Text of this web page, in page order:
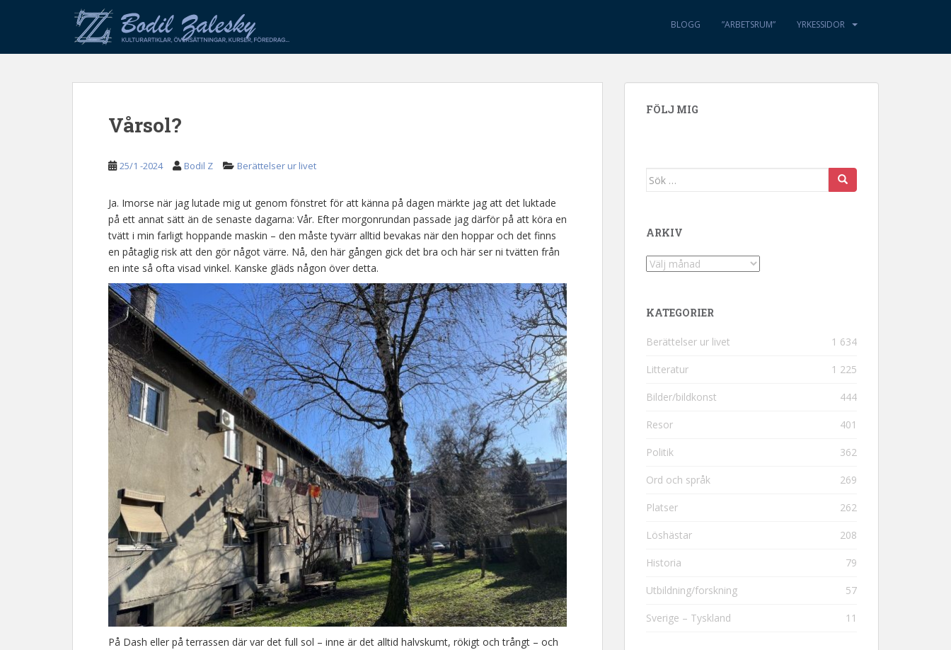
p
BLOGG ”ARBETSRUM” YRKESSIDOR
Vårsol?
25/1 -2024 Bodil Z Berättelser ur livet
Ja. Imorse när jag lutade mig ut genom fönstret för att känna på dagen märkte jag att det luktade
på ett annat sätt än de senaste dagarna: Vår. Efter morgonrundan passade jag därför på att köra en
tvätt i min farligt hoppande maskin – den måste tyvärr alltid bevakas när den hoppar och det finns
en påtaglig risk att den gör något värre. Nå, den här gången gick det bra och här ser ni tvätten från
en inte så ofta visad vinkel. Kanske gläds någon över detta.
På Dash eller på terrassen där var det full sol – inne är det alltid halvskumt, rökigt och trångt – och
FÖLJ MIG
Sök efter:
ARKIV
Arkiv
KATEGORIER
Berättelser ur livet 1 634
Litteratur 1 225
Bilder/bildkonst 444
Resor 401
Politik 362
Ord och språk 269
Platser 262
Löshästar 208
Historia 79
Utbildning/forskning 57
Sverige – Tyskland 11